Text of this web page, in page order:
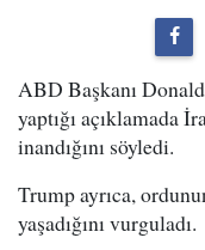
ABD Başkanı
yaptığı açıklamada
inandığını söyledi.
Trump ayrıca,
yaşadığını vurguladı.